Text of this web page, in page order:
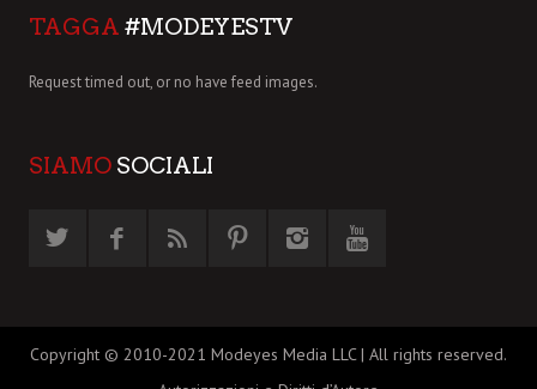
TAGGA #MODEYESTV
Request timed out, or no have feed images.
SIAMO SOCIALI
Copyright © 2010-2021 Modeyes Media LLC | All rights reserved.